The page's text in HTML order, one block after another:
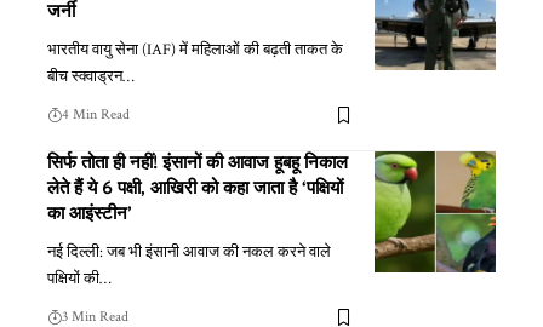
जर्नी
भारतीय वायु सेना (IAF) में महिलाओं की बढ़ती ताकत के
बीच स्क्वाड्रन…
4 Min Read
सिर्फ तोता ही नहीं! इंसानों की आवाज हूबहू निकाल
लेते हैं ये 6 पक्षी, आखिरी को कहा जाता है ‘पक्षियों
का आइंस्टीन’
नई दिल्ली: जब भी इंसानी आवाज की नकल करने वाले
पक्षियों की…
3 Min Read